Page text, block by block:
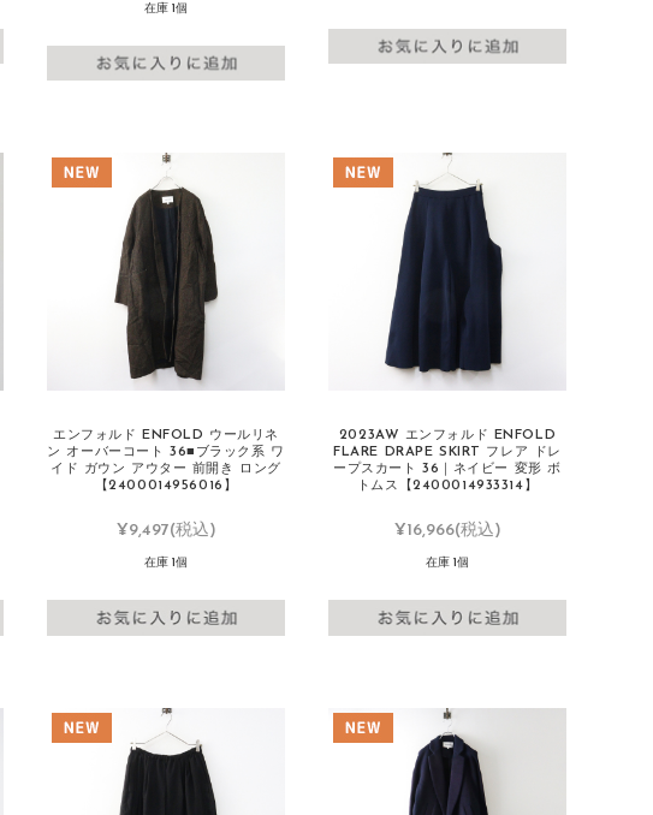
在庫 1個
エンフォルド ENFOLD ウールリネ
ン オーバーコート 36■ブラック系 ワ
イド ガウン アウター 前開き ロング
【2400014956016】
¥9,497(税込)
在庫 1個
2023AW エンフォルド ENFOLD
FLARE DRAPE SKIRT フレア ドレ
ープスカート 36｜ネイビー 変形 ボ
トムス【2400014933314】
¥16,966(税込)
在庫 1個